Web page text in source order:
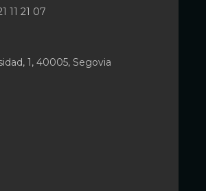
11 21 07
1, 40005, Segovia